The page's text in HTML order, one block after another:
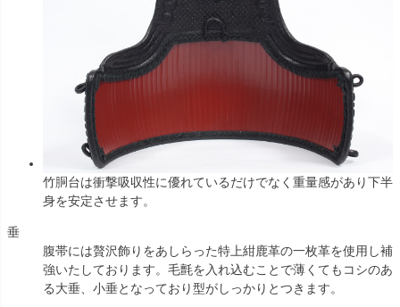
竹胴台は衝撃吸収性に優れているだけでなく重量感があり下半
身を安定させます。
垂
腹帯には贅沢飾りをあしらった特上紺鹿革の一枚革を使用し補
強いたしております。毛氈を入れ込むことで薄くてもコシのあ
る大垂、小垂となっており型がしっかりとつきます。